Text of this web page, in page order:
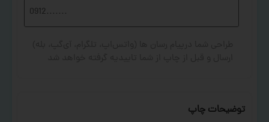
توضیحات چاپ